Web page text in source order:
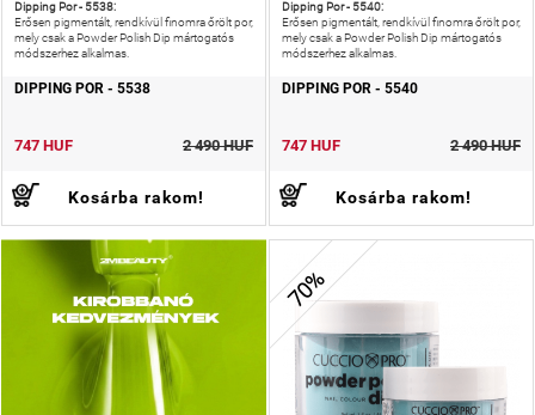
Dipping Por - 5538:
Erősen pigmentált, rendkívül finomra őrölt por,
mely csak a Powder Polish Dip mártogatós
módszerhez alkalmas.
DIPPING POR - 5538
747 HUF 2 490 HUF
Kosárba rakom!
Dipping Por - 5540:
Erősen pigmentált, rendkívül finomra őrölt por,
mely csak a Powder Polish Dip mártogatós
módszerhez alkalmas.
DIPPING POR - 5540
747 HUF 2 490 HUF
Kosárba rakom!
70%